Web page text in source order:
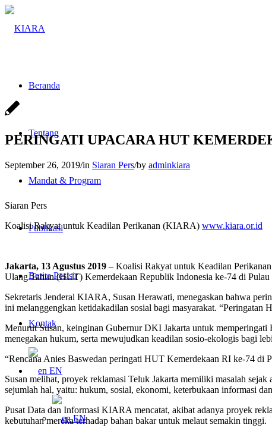
Beranda
Tentang
Mandat & Program
Publikasi
Berita Pesisir
Kontak
EN
EN
PERINGATI UPACARA HUT
September 26, 2019/in Siaran Pers/by adminkiara
Siaran Pers
Koalisi Rakyat untuk Keadilan Perikanan (KIARA) www.kiara.or.id
Jakarta, 13 Agustus 2019 – Koalisi Rakyat untuk Keadilan
Ulang Tahun (HUT) Kemerdekaan Republik Indonesia ke-74 di
Sekretaris Jenderal KIARA, Susan Herawati, menegaskan bahwa
ini melanggengkan ketidakadilan sosial bagi masyarakat.
Menurut Susan, keinginan Gubernur DKI Jakarta untuk
menegakan hukum, serta mewujudkan keadilan sosio-ekologis bagi
“Rencana Anies Baswedan peringati HUT Kemerdekaan RI ke-74 di
Susan melihat, proyek reklamasi Teluk Jakarta memiliki masalah
sejumlah hal, yaitu: hukum, sosial, ekonomi, keterbukaan informasi
Pusat Data dan Informasi KIARA mencatat, akibat adanya proyek
kebutuhan mereka terhadap bahan bakar untuk melaut semakin tinggi.